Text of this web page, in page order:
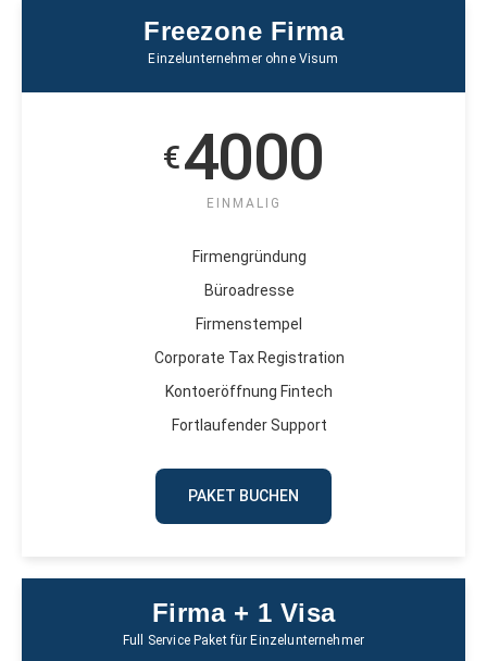
Freezone Firma
Einzelunternehmer ohne Visum
€4000
EINMALIG
Firmengründung
Büroadresse
Firmenstempel
Corporate Tax Registration
Kontoeröffnung Fintech
Fortlaufender Support
PAKET BUCHEN
Firma + 1 Visa
Full Service Paket für Einzelunternehmer